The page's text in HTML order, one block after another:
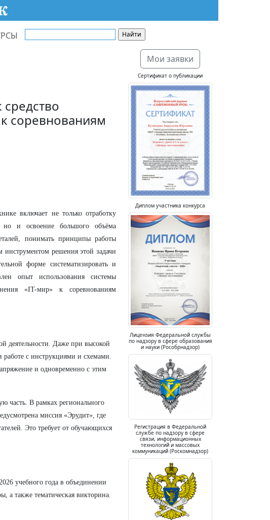
соревнованиям
включает не только отработку
но и освоение большого объёма
понимать принципы работы
решения этой задачи
форме систематизировать и
опыт использования системы
«IT-мир» к соревнованиям
деятельности. Даже при высокой
работе с инструкциями и схемами.
и одновременно с этим
часть. В рамках регионального
миссия «Эрудит», где
Это требует от обучающихся
учебного года в объединении
а также тематическая викторина.
Мои заявки
Сертификат о публикации
Диплом участника конкурса
Лицензия Федеральной службы
по надзору в сфере образования
и науки (Рособрнадзор)
Регистрация в Федеральной
службе по надзору в сфере
связи, информационных
технологий и массовых
коммуникаций (Роскомнадзор)